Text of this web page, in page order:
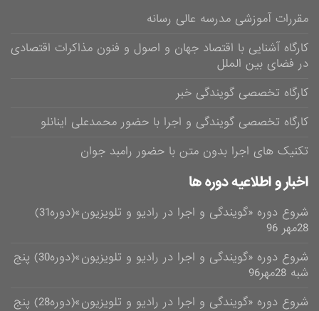
مقررات آموزشی مدرسه عالی رسانه
کارگاه آشنایی با اقتصاد جهان و اصول و فنون مذاکرات اقتصادی
در فضای بین الملل
کارگاه تخصصی گویندگی خبر
کارگاه تخصصی گویندگی و اجرا با حضور محمدعلی اینانلو
تکنیک های اجرا بدون متن با حضور رامبد جوان
اخبار و اطلاعیه دوره ها
شروع دوره «گویندگی و اجرا در رادیو و تلویزیون»(دوره31)
28مهر 96
شروع دوره «گویندگی و اجرا در رادیو و تلویزیون»(دوره30) پنج
شبه 28مهر96
شروع دوره «گویندگی و اجرا در رادیو و تلویزیون»(دوره28) پنج